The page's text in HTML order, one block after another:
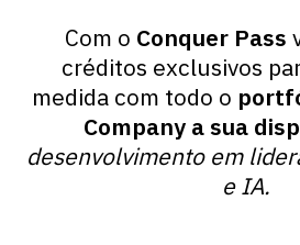
Com o Conquer Pass
créditos exclusivos
medida com todo o
Company a sua
desenvolvimento em
e IA.